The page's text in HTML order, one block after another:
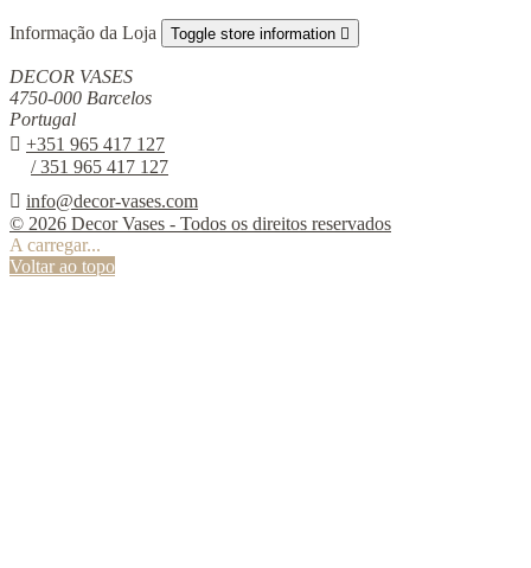
Informação da Loja Toggle store information 
DECOR VASES
4750-000 Barcelos
Portugal
 +351 965 417 127
/ 351 965 417 127
 info@decor-vases.com
© 2026 Decor Vases - Todos os direitos reservados
A carregar...
Voltar ao topo